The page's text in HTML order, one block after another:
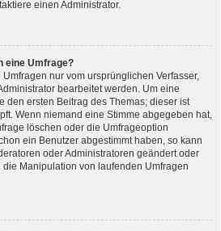
einen Administrator.
eine Umfrage?
nur vom ursprünglichen Verfasser,
bearbeitet werden. Um eine
den ersten Beitrag des Themas; dieser ist
Wenn niemand eine Stimme abgegeben hat,
löschen oder die Umfrageoption
ein Benutzer abgestimmt haben, so kann
oder Administratoren geändert oder
Manipulation von laufenden Umfragen